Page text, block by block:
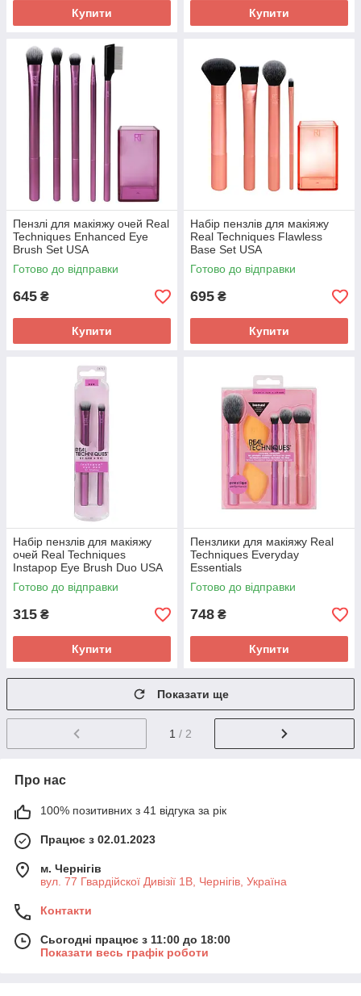
Купити Купити
Пензлі для макіяжу очей Real
Techniques Enhanced Eye
Brush Set USA
Готово до відправки
645 ₴
Купити
Набір пензлів для макіяжу
Real Techniques Flawless
Base Set USA
Готово до відправки
695 ₴
Купити
Набір пензлів для макіяжу
очей Real Techniques
Instapop Eye Brush Duo USA
Готово до відправки
315 ₴
Купити
Пензлики для макіяжу Real
Techniques Everyday
Essentials
Готово до відправки
748 ₴
Купити
Показати ще
1 / 2
Про нас
100% позитивних з 41 відгука за рік
Працює з 02.01.2023
м. Чернігів
вул. 77 Гвардійскої Дивізії 1В, Чернігів, Україна
Контакти
Сьогодні працює з 11:00 до 18:00
Показати весь графік роботи